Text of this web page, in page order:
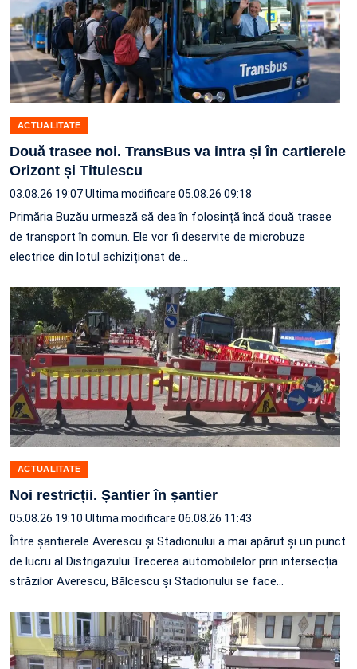
ACTUALITATE
Două trasee noi. TransBus va intra și în cartierele
Orizont și Titulescu
03.08.26 19:07Ultima modificare 05.08.26 09:18
Primăria Buzău urmează să dea în folosință încă două trasee
de transport în comun. Ele vor fi deservite de microbuze
electrice din lotul achiziționat de…
ACTUALITATE
Noi restricții. Șantier în șantier
05.08.26 19:10 Ultima modificare 06.08.26 11:43
Între șantierele Averescu și Stadionului a mai apărut și un punct
de lucru al Distrigazului.Trecerea automobilelor prin intersecția
străzilor Averescu, Bălcescu și Stadionului se face…